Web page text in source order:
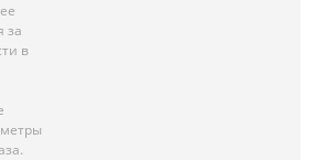
за
в